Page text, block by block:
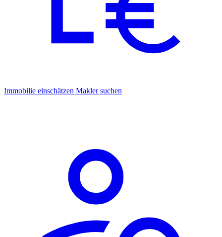
Immobilie einschätzen Makler suchen